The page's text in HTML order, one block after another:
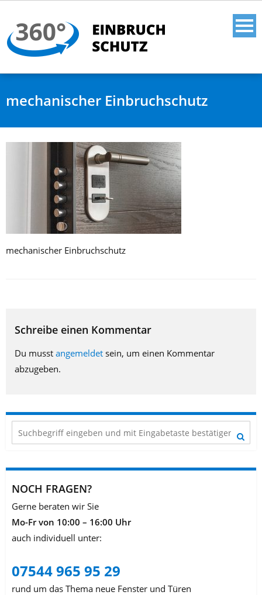
mechanischer Einbruchschutz
mechanischer Einbruchschutz
Schreibe einen Kommentar
Du musst angemeldet sein, um einen Kommentar
abzugeben.
NOCH FRAGEN?
Gerne beraten wir Sie
Mo-Fr von 10:00 – 16:00 Uhr
auch individuell unter:
07544 965 95 29
rund um das Thema neue Fenster und Türen